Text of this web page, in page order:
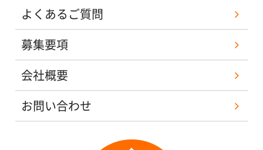
よくあるご質問
募集要項
会社概要
お問い合わせ